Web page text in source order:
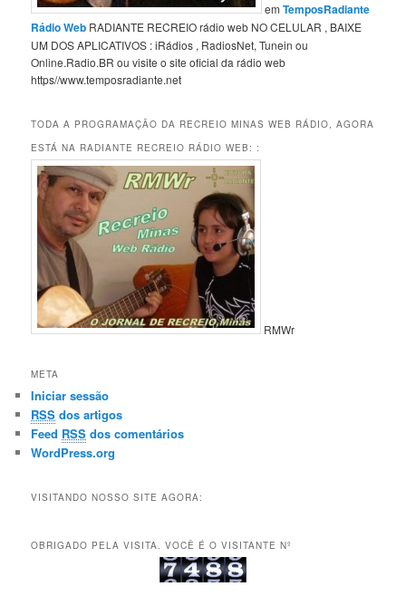
emTemposRadiante
Rádio Web RADIANTE RECREIO rádio web NO CELULAR , BAIXE
UM DOS APLICATIVOS : iRádios , RadiosNet, Tunein ou
Online.Radio.BR ou visite o site oficial da rádio web
https//www.temposradiante.net
TODA A PROGRAMAÇÃO DA RECREIO MINAS WEB RÁDIO, AGORA
ESTÁ NA RADIANTE RECREIO RÁDIO WEB: :
RMWr
META
Iniciar sessão
RSS dos artigos
Feed RSS dos comentários
WordPress.org
VISITANDO NOSSO SITE AGORA:
OBRIGADO PELA VISITA. VOCÊ É O VISITANTE Nº